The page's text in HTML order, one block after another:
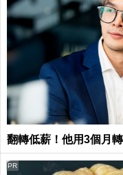
翻轉低薪！他用3個月
PR